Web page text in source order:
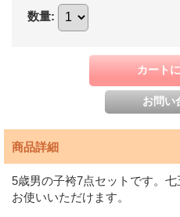
数量:
商品詳細
5歳男の子袴7点セットです。
お使いいただけます。